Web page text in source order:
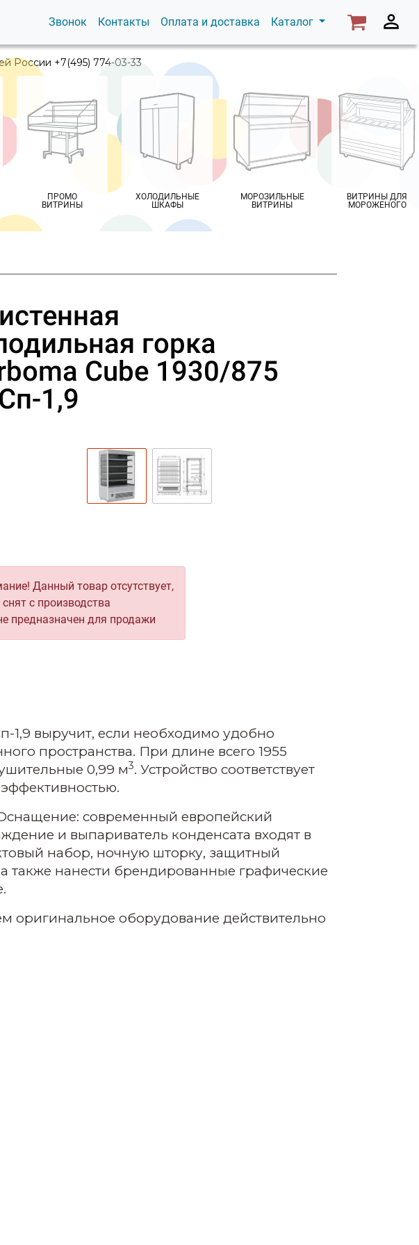
Звонок Контакты Оплата и доставка Каталог
России +7(495) 774-03-33
ПРОМО
ВИТРИНЫ
ХОЛОДИЛЬНЫЕ
ШКАФЫ
МОРОЗИЛЬНЫЕ
ВИТРИНЫ
ВИТРИНЫ ДЛЯ
МОРОЖЕНОГО
Cube 1930/875 ВХСп-1,9
горка
Cube 1930/875
1,9
Данный товар отсутствует,
с производства
предназначен для продажи
1,9 выручит, если необходимо удобно
пространства. При длине всего 1955
0,99 м3. Устройство соответствует
современный европейский
и выпариватель конденсата входят в
набор, ночную шторку, защитный
также нанести брендированные графические
оригинальное оборудование действительно